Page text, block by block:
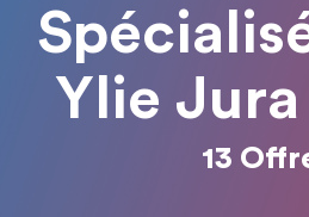
Ylie
13